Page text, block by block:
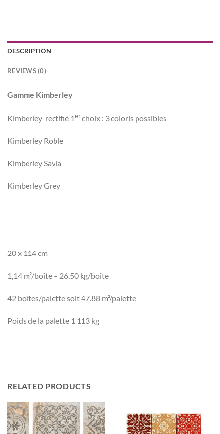
DESCRIPTION
REVIEWS (0)
Gamme Kimberley
Kimberley rectifié 1erchoix : 3 coloris possibles
Kimberley Roble
Kimberley Savia
Kimberley Grey
20 x 114 cm
1,14 m²/boîte – 26.50 kg/boîte
42 boîtes/palette soit 47.88 m²/palette
Poids de la palette 1 113 kg
RELATED PRODUCTS